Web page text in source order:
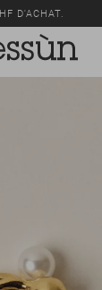
D'ACHAT.
ET LES DROITS